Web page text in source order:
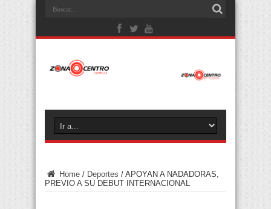
Home / Deportes / APOYAN A NADADORAS,
PREVIO A SU DEBUT INTERNACIONAL